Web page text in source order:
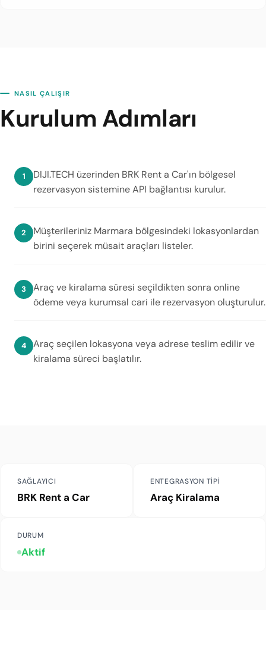
NASIL ÇALIŞIR
Kurulum Adımları
DIJI.TECH üzerinden BRK Rent a Car'ın bölgesel
rezervasyon sistemine API bağlantısı kurulur.
Müşterileriniz Marmara bölgesindeki lokasyonlardan
birini seçerek müsait araçları listeler.
Araç ve kiralama süresi seçildikten sonra online
ödeme veya kurumsal cari ile rezervasyon oluşturulur.
Araç seçilen lokasyona veya adrese teslim edilir ve
kiralama süreci başlatılır.
SAĞLAYICI
BRK Rent a Car
ENTEGRASYON TIPI
Araç Kiralama
DURUM
Aktif